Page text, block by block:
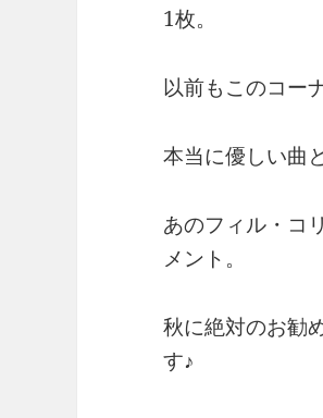
1枚。
以前もこのコー
本当に優しい曲
あのフィル・コ
メント。
秋に絶対のお勧
す♪